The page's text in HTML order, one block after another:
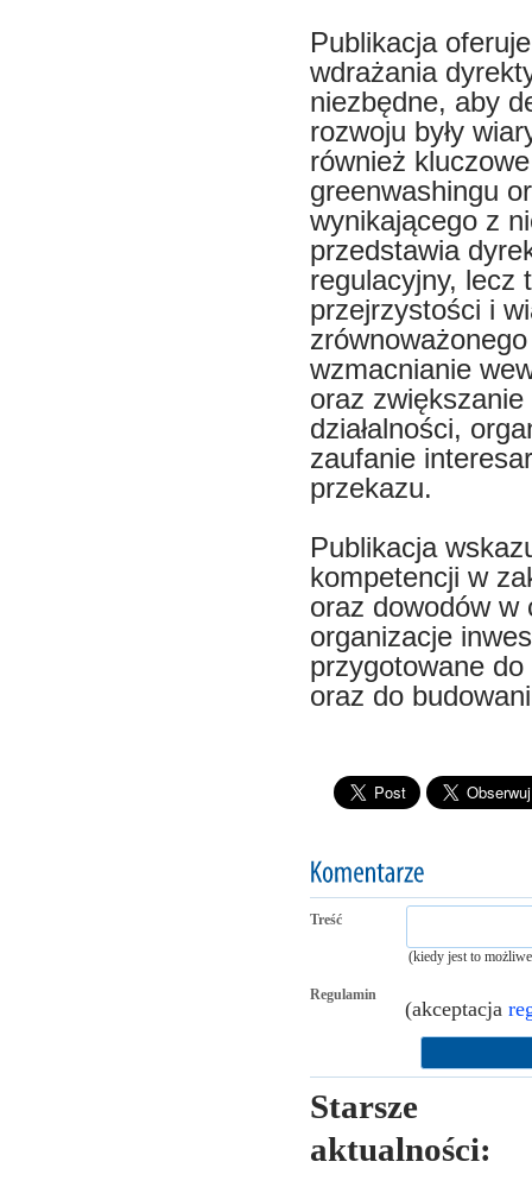
Publikacja
wdrażania
niezbędne, aby
rozwoju były
również
greenwashingu
wynikającego z
przedstawia
regulacyjny, lecz
przejrzystości i
wzmacnianie
oraz
działalności,
zaufanie
przekazu.
Publikacja
kompetencji w
oraz dowodów w
organizacje
przygotowane do
oraz do
Treść
(kiedy jest to
Regulamin
(akceptacja
Starsze
aktualności: